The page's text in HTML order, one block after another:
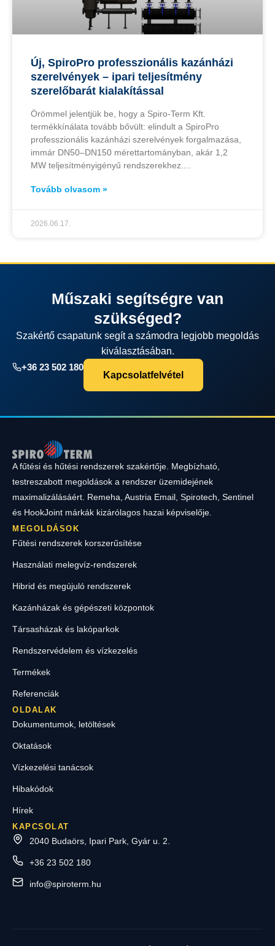
Új, SpiroPro professzionális kazánházi
szerelvények – ipari teljesítmény
szerelőbarát kialakítással
Örömmel jelentjük be, hogy a Spiro-Term Kft.
termékkínálata tovább bővült: elindult a SpiroPro
professzionális kazánházi szerelvények forgalmazása,
immár DN50–DN150 mérettartományban, akár 1,2
MW teljesítményigényű rendszerekhez.
Tovább olvasom »
2026.06.17.
Műszaki segítségre van
szükséged?
Szakértő csapatunk segít a számodra legjobb megoldás
kiválasztásában.
+36 23 502 180
Kapcsolatfelvétel
A fűtési és hűtési rendszerek szakértője. Megbízható,
testreszabott megoldások a rendszer üzemidejének
maximalizálásáért. Remeha, Austria Email, Spirotech, Sentinel
és HookJoint márkák kizárólagos hazai képviselője.
MEGOLDÁSOK
Fűtési rendszerek korszerűsítése
Használati melegvíz-rendszerek
Hibrid és megújuló rendszerek
Kazánházak és gépészeti központok
Társasházak és lakóparkok
Rendszervédelem és vízkezelés
Termékek
Referenciák
OLDALAK
Dokumentumok, letöltések
Oktatások
Vízkezelési tanácsok
Hibakódok
Hírek
KAPCSOLAT
2040 Budaörs, Ipari Park, Gyár u. 2.
+36 23 502 180
info@spiroterm.hu